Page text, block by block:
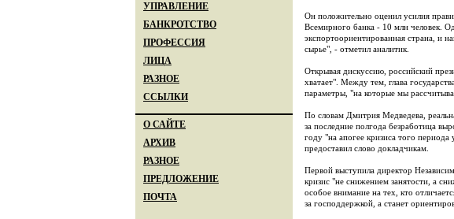
УПРАВЛЕНИЕ
БАНКРОТСТВО
ПРОФЕССИЯ
ЛИЦА
РАЗНОЕ
ССЫЛКИ
О САЙТЕ
АРХИВ
РАЗНОЕ
ПРЕДЛОЖЕНИЕ
ПОЧТА
Он положительно оценил усилия
Всемирного банка - 10 млн человек.
экспортоориентированная страна, и
сырье", - отметил аналитик.
Открывая дискуссию, российский
хватает". Между тем, глава
параметры, "на которые мы
По словам Дмитрия Медведева,
за последние полгода безработица
году "на апогее кризиса того
предоставил слово докладчикам.
Первой выступила директор
кризис "не снижением занятости, а
особое внимание на тех, кто
за господдержкой, а станет